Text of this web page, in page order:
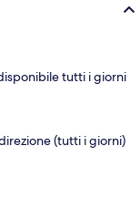
tutti i giorni
(tutti i giorni)